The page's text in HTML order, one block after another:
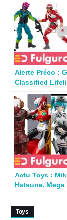
Alerte Préco :
Classified
Mole Rat
Night Viper
Actu Toys :
Hatsune, Mega
Toys